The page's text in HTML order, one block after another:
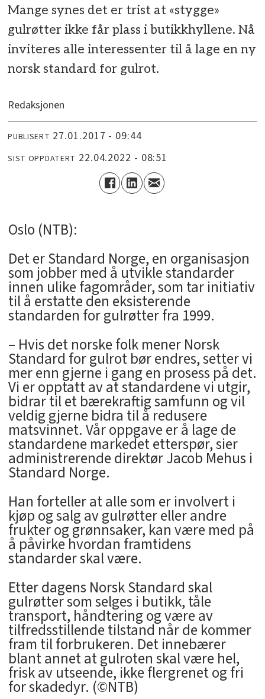
Mange synes det er trist at «stygge»
gulrøtter ikke får plass i butikkhyllene. Nå
inviteres alle interessenter til å lage en ny
norsk standard for gulrot.
Redaksjonen
PUBLISERT 27.01.2017 - 09:44
SIST OPPDATERT 22.04.2022 - 08:51
Oslo (NTB):
Det er Standard Norge, en organisasjon
som jobber med å utvikle standarder
innen ulike fagområder, som tar initiativ
til å erstatte den eksisterende
standarden for gulrøtter fra 1999.
– Hvis det norske folk mener Norsk
Standard for gulrot bør endres, setter vi
mer enn gjerne i gang en prosess på det.
Vi er opptatt av at standardene vi utgir,
bidrar til et bærekraftig samfunn og vil
veldig gjerne bidra til å redusere
matsvinnet. Vår oppgave er å lage de
standardene markedet etterspør, sier
administrerende direktør Jacob Mehus i
Standard Norge.
Han forteller at alle som er involvert i
kjøp og salg av gulrøtter eller andre
frukter og grønnsaker, kan være med på
å påvirke hvordan framtidens
standarder skal være.
Etter dagens Norsk Standard skal
gulrøtter som selges i butikk, tåle
transport, håndtering og være av
tilfredsstillende tilstand når de kommer
fram til forbrukeren. Det innebærer
blant annet at gulroten skal være hel,
frisk av utseende, ikke flergrenet og fri
for skadedyr. (©NTB)